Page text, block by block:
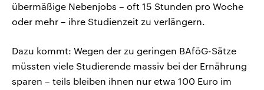
übermäßige Nebenjobs – oft 15 Stunden pro Woche
oder mehr – ihre Studienzeit zu verlängern.
Dazu kommt: Wegen der zu geringen BAföG-Sätze
müssten viele Studierende massiv bei der Ernährung
sparen – teils bleiben ihnen nur etwa 100 Euro im